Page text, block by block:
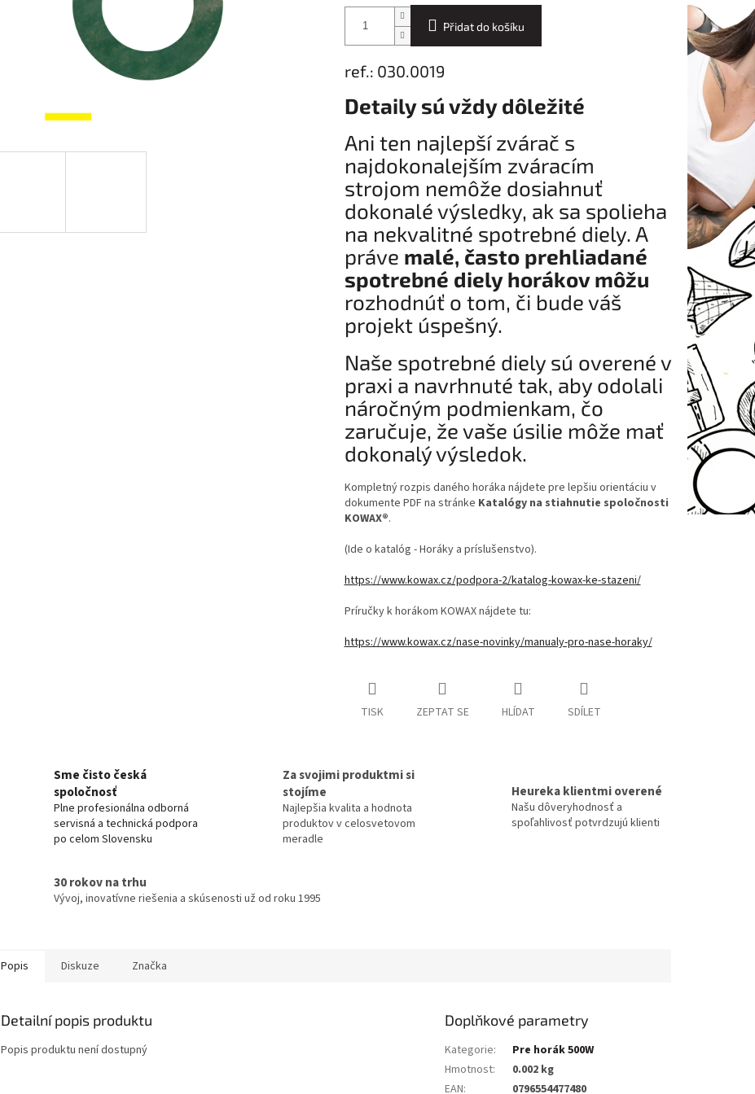
Přidat do košíku
ref.: 030.0019
Detaily sú vždy dôležité
Ani ten najlepší zvárač s
najdokonalejším zváracím
strojom nemôže dosiahnuť
dokonalé výsledky, ak sa spolieha
na nekvalitné spotrebné diely. A
práve malé, často prehliadané
spotrebné diely horákov môžu
rozhodnúť o tom, či bude váš
projekt úspešný.
Naše spotrebné diely sú overené v
praxi a navrhnuté tak, aby odolali
náročným podmienkam, čo
zaručuje, že vaše úsilie môže mať
dokonalý výsledok.
Kompletný rozpis daného horáka nájdete pre lepšiu orientáciu v
dokumente PDF na stránke Katalógy na stiahnutie spoločnosti
KOWAX®.
(Ide o katalóg - Horáky a príslušenstvo).
https://www.kowax.cz/podpora-2/katalog-kowax-ke-stazeni/
Príručky k horákom KOWAX nájdete tu:
https://www.kowax.cz/nase-novinky/manualy-pro-nase-horaky/
TISK ZEPTAT SE HLÍDAT SDÍLET
Sme čisto česká
spoločnosť
Plne profesionálna odborná
servisná a technická podpora
po celom Slovensku
Za svojimi produktmi si
stojíme
Najlepšia kvalita a hodnota
produktov v celosvetovom
meradle
Heureka klientmi overené
Našu dôveryhodnosť a
spoľahlivosť potvrdzujú klienti
30 rokov na trhu
Vývoj, inovatívne riešenia a skúsenosti už od roku 1995
Popis Diskuze Značka
Detailní popis produktu
Popis produktu není dostupný
Doplňkové parametry
Kategorie:
Pre horák 500W
Hmotnost:
0.002 kg
EAN: 0796554477480